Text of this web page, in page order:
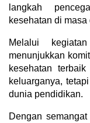
langkah
kesehatan di masa
Melalui
menunjukkan
kesehatan
keluarganya,
dunia pendidikan.
Dengan